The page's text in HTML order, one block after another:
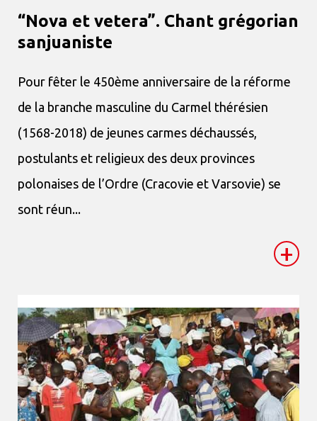
“Nova et vetera”. Chant grégorian
sanjuaniste
Pour fêter le 450ème anniversaire de la réforme
de la branche masculine du Carmel thérésien
(1568-2018) de jeunes carmes déchaussés,
postulants et religieux des deux provinces
polonaises de l’Ordre (Cracovie et Varsovie) se
sont réun...
+